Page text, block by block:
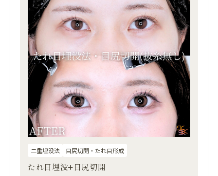
二重埋没法 目尻切開・たれ目形成
たれ目埋没+目尻切開